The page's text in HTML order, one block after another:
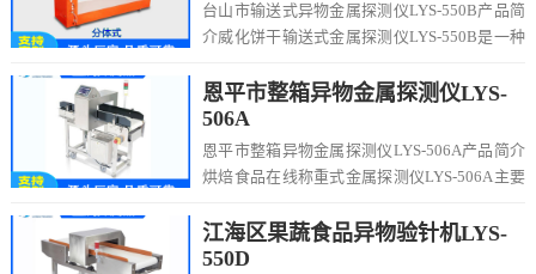
台山市输送式异物金属探测仪LYS-550B产品简
介威化饼干输送式金属探测仪LYS-550B是一种
恩平市整箱异物金属探测仪LYS-
506A
恩平市整箱异物金属探测仪LYS-506A产品简介
烘焙食品在线称重式金属探测仪LYS-506A主要
江海区果蔬食品异物验针机LYS-
550D